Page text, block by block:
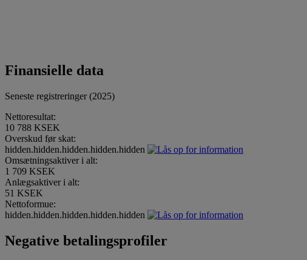
Finansielle data
Seneste registreringer (2025)
Nettoresultat:
10 788 KSEK
Overskud før skat:
hidden.hidden.hidden.hidden.hidden
Omsætningsaktiver i alt:
1 709 KSEK
Anlægsaktiver i alt:
51 KSEK
Nettoformue:
hidden.hidden.hidden.hidden.hidden
Negative betalingsprofiler